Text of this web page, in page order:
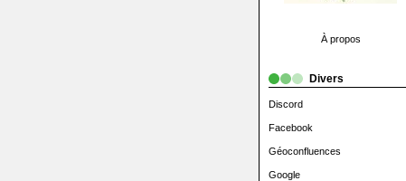
À propos
Divers
Discord
Facebook
Géoconfluences
Google